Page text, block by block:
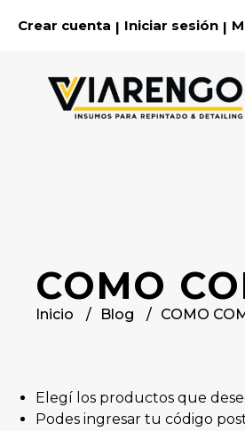
Crear cuenta | Iniciar sesión |
COMO
Inicio Blog COMO
Elegí los productos que
Podes ingresar tu código